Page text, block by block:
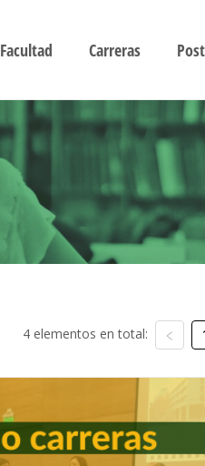
Facultad Carreras
4 elementos en total: